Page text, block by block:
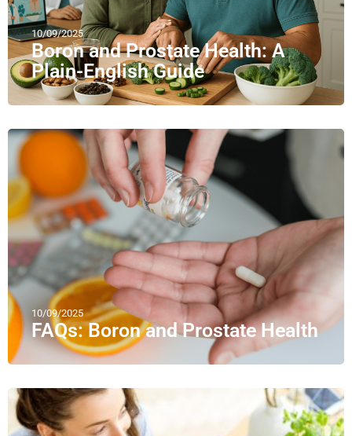
10/09/2025
Boron and Prostate Health: A
Plain-English Guide
10/09/2025
FAQs: Boron and Prostate Health